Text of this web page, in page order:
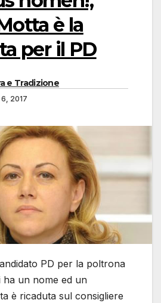
è la
per il PD
e Tradizione
2017
PD per la poltrona
ha un nome ed un
è ricaduta sul consigliere